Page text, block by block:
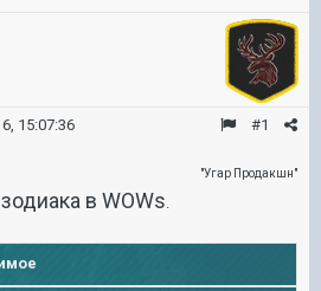
#1
15:07:36
"Угар Продакшн"
в WOWs